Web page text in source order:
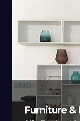
Furniture &